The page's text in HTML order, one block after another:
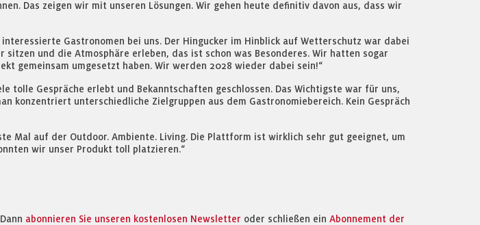
Das zeigen wir mit unseren Lösungen. Wir gehen heute definitiv davon aus, dass wir
interessierte Gastronomen bei uns. Der Hingucker im Hinblick auf Wetterschutz war dabei
und die Atmosphäre erleben, das ist schon was Besonderes. Wir hatten sogar
gemeinsam umgesetzt haben. Wir werden 2028 wieder dabei sein!“
tolle Gespräche erlebt und Bekanntschaften geschlossen. Das Wichtigste war für uns,
konzentriert unterschiedliche Zielgruppen aus dem Gastronomiebereich. Kein Gespräch
Mal auf der Outdoor. Ambiente. Living. Die Plattform ist wirklich sehr gut geeignet, um
wir unser Produkt toll platzieren.“
abonnieren Sie unseren kostenlosen Newsletter oder schließen ein Abonnement der